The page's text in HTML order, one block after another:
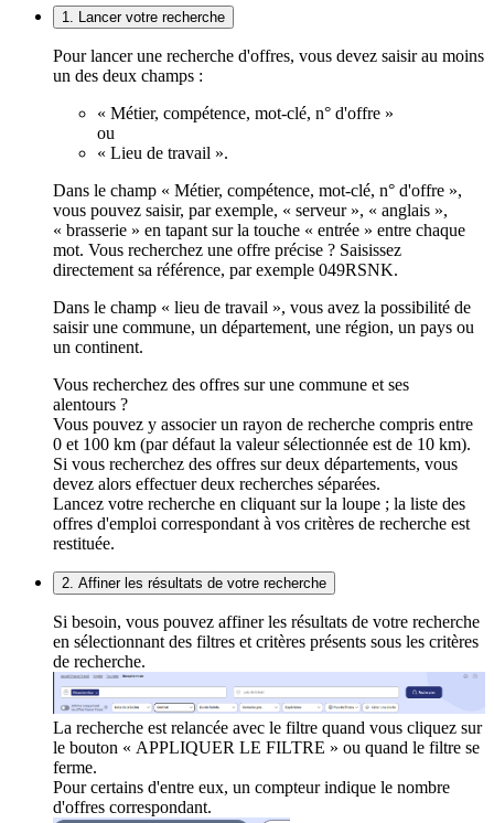
1. Lancer votre recherche
Pour lancer une recherche d'offres, vous devez saisir au moins
un des deux champs :
« Métier, compétence, mot-clé, n° d'offre »
ou
« Lieu de travail ».
Dans le champ « Métier, compétence, mot-clé, n° d'offre »,
vous pouvez saisir, par exemple, « serveur », « anglais »,
« brasserie » en tapant sur la touche « entrée » entre chaque
mot. Vous recherchez une offre précise ? Saisissez
directement sa référence, par exemple 049RSNK.
Dans le champ « lieu de travail », vous avez la possibilité de
saisir une commune, un département, une région, un pays ou
un continent.
Vous recherchez des offres sur une commune et ses
alentours ?
Vous pouvez y associer un rayon de recherche compris entre
0 et 100 km (par défaut la valeur sélectionnée est de 10 km).
Si vous recherchez des offres sur deux départements, vous
devez alors effectuer deux recherches séparées.
Lancez votre recherche en cliquant sur la loupe ; la liste des
offres d'emploi correspondant à vos critères de recherche est
restituée.
2. Affiner les résultats de votre recherche
Si besoin, vous pouvez affiner les résultats de votre recherche
en sélectionnant des filtres et critères présents sous les critères
de recherche.
La recherche est relancée avec le filtre quand vous cliquez sur
le bouton « APPLIQUER LE FILTRE » ou quand le filtre se
ferme.
Pour certains d'entre eux, un compteur indique le nombre
d'offres correspondant.